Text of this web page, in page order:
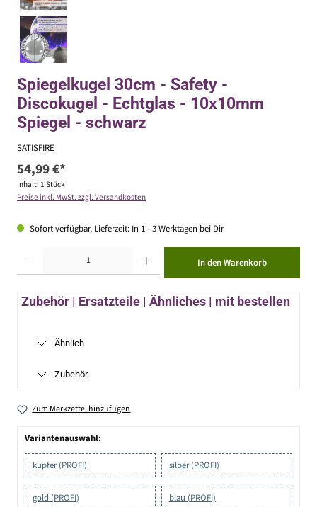
Spiegelkugel 30cm - Safety -
Discokugel - Echtglas - 10x10mm
Spiegel - schwarz
SATISFIRE
54,99 €*
Inhalt: 1 Stück
Preise inkl. MwSt. zzgl. Versandkosten
Sofort verfügbar, Lieferzeit: In 1 - 3 Werktagen bei Dir
In den Warenkorb
Zubehör | Ersatzteile | Ähnliches | mit bestellen
Ähnlich
Zubehör
Zum Merkzettel hinzufügen
Variantenauswahl:
kupfer (PROFI) silber (PROFI)
gold (PROFI) blau (PROFI)